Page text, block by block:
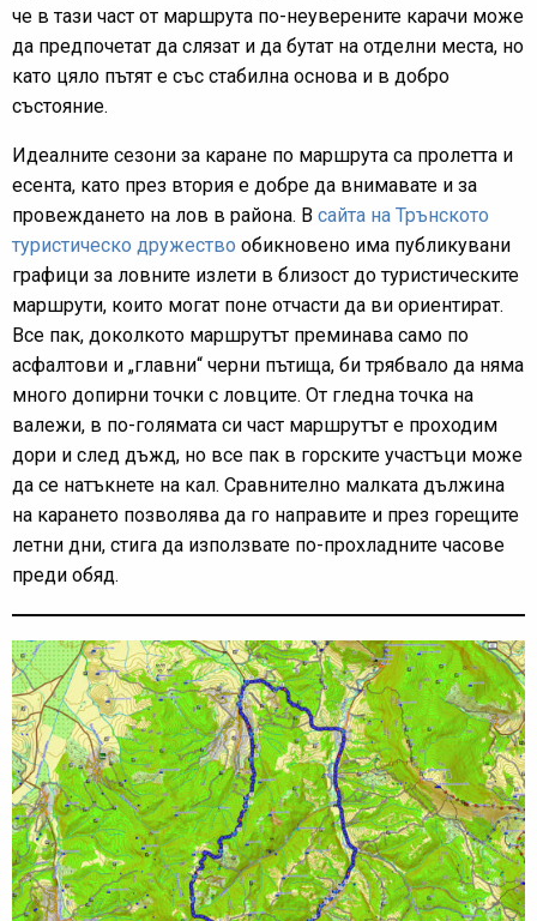
че в тази част от маршрута по-неуверените карачи може
да предпочетат да слязат и да бутат на отделни места, но
като цяло пътят е със стабилна основа и в добро
състояние.
Идеалните сезони за каране по маршрута са пролетта и
есента, като през втория е добре да внимавате и за
провеждането на лов в района. В сайта на Трънското
туристическо дружество обикновено има публикувани
графици за ловните излети в близост до туристическите
маршрути, които могат поне отчасти да ви ориентират.
Все пак, доколкото маршрутът преминава само по
асфалтови и „главни“ черни пътища, би трябвало да няма
много допирни точки с ловците. От гледна точка на
валежи, в по-голямата си част маршрутът е проходим
дори и след дъжд, но все пак в горските участъци може
да се натъкнете на кал. Сравнително малката дължина
на карането позволява да го направите и през горещите
летни дни, стига да използвате по-прохладните часове
преди обяд.